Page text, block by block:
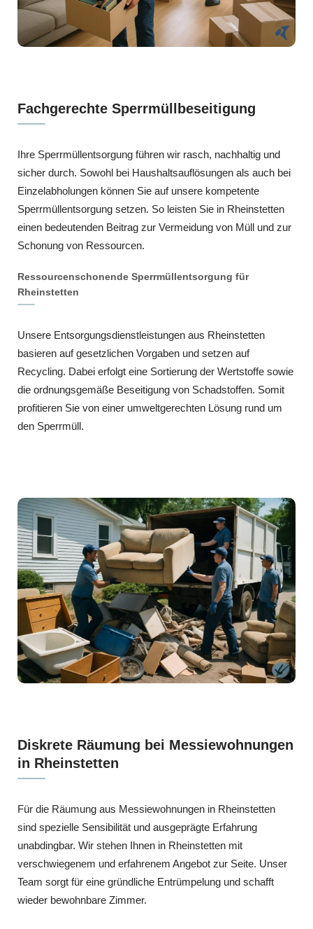
Fachgerechte Sperrmüllbeseitigung
Ihre Sperrmüllentsorgung führen wir rasch, nachhaltig und
sicher durch. Sowohl bei Haushaltsauflösungen als auch bei
Einzelabholungen können Sie auf unsere kompetente
Sperrmüllentsorgung setzen. So leisten Sie in Rheinstetten
einen bedeutenden Beitrag zur Vermeidung von Müll und zur
Schonung von Ressourcen.
Ressourcenschonende Sperrmüllentsorgung für
Rheinstetten
Unsere Entsorgungsdienstleistungen aus Rheinstetten
basieren auf gesetzlichen Vorgaben und setzen auf
Recycling. Dabei erfolgt eine Sortierung der Wertstoffe sowie
die ordnungsgemäße Beseitigung von Schadstoffen. Somit
profitieren Sie von einer umweltgerechten Lösung rund um
den Sperrmüll.
Diskrete Räumung bei Messiewohnungen
in Rheinstetten
Für die Räumung aus Messiewohnungen in Rheinstetten
sind spezielle Sensibilität und ausgeprägte Erfahrung
unabdingbar. Wir stehen Ihnen in Rheinstetten mit
verschwiegenem und erfahrenem Angebot zur Seite. Unser
Team sorgt für eine gründliche Entrümpelung und schafft
wieder bewohnbare Zimmer.